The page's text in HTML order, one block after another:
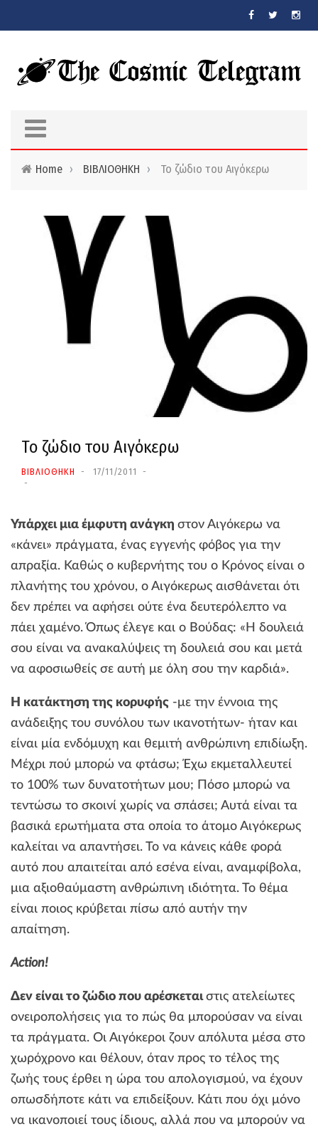
Home › ΒΙΒΛΙΟΘΗΚΗ › Το ζώδιο του Αιγόκερω
Το ζώδιο του Αιγόκερω
ΒΙΒΛΙΟΘΗΚΗ 17/11/2011
Υπάρχει μια έμφυτη ανάγκη στον Αιγόκερω να
«κάνει» πράγματα, ένας εγγενής φόβος για την
απραξία. Καθώς ο κυβερνήτης του ο Κρόνος είναι ο
πλανήτης του χρόνου, ο Αιγόκερως αισθάνεται ότι
δεν πρέπει να αφήσει ούτε ένα δευτερόλεπτο να
πάει χαμένο. Όπως έλεγε και ο Βούδας: «Η δουλειά
σου είναι να ανακαλύψεις τη δουλειά σου και μετά
να αφοσιωθείς σε αυτή με όλη σου την καρδιά».
Η κατάκτηση της κορυφής -με την έννοια της
ανάδειξης του συνόλου των ικανοτήτων- ήταν και
είναι μία ενδόμυχη και θεμιτή ανθρώπινη επιδίωξη.
Μέχρι πού μπορώ να φτάσω; Έχω εκμεταλλευτεί
το 100% των δυνατοτήτων μου; Πόσο μπορώ να
τεντώσω το σκοινί χωρίς να σπάσει; Αυτά είναι τα
βασικά ερωτήματα στα οποία το άτομο Αιγόκερως
καλείται να απαντήσει. Το να κάνεις κάθε φορά
αυτό που απαιτείται από εσένα είναι, αναμφίβολα,
μια αξιοθαύμαστη ανθρώπινη ιδιότητα. Το θέμα
είναι ποιος κρύβεται πίσω από αυτήν την
απαίτηση.
Action!
Δεν είναι το ζώδιο που αρέσκεταιστις ατελείωτες
ονειροπολήσεις για το πώς θα μπορούσαν να είναι
τα πράγματα. Οι Αιγόκεροι ζουν απόλυτα μέσα στο
χωρόχρονο και θέλουν, όταν προς το τέλος της
ζωής τους έρθει η ώρα του απολογισμού, να έχουν
οπωσδήποτε κάτι να επιδείξουν. Κάτι που όχι μόνο
να ικανοποιεί τους ίδιους, αλλά που να μπορούν να